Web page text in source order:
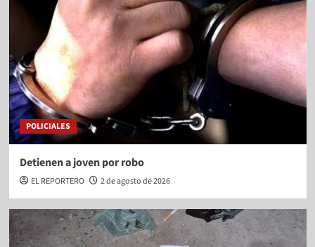
POLICIALES
Detienen a joven por robo
EL REPORTERO 2 de agosto de 2026